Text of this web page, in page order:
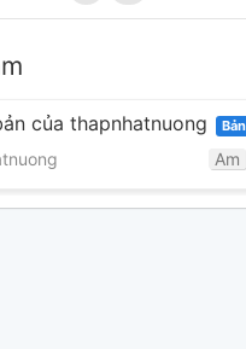
của thapnhatnuong
Am